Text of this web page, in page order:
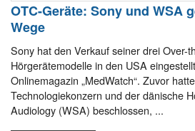
OTC-Geräte: Sony und WSA
Wege
Sony hat den Verkauf seiner drei Over-
Hörgerätemodelle in den USA
Onlinemagazin „MedWatch“. Zuvor
Technologiekonzern und der dänische
Audiology (WSA) beschlossen, ...